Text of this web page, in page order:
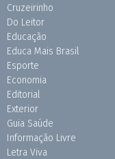
Cruzeirinho
Do Leitor
Educação
Educa Mais Brasil
Esporte
Economia
Editorial
Exterior
Guia Saúde
Informação Livre
Letra Viva